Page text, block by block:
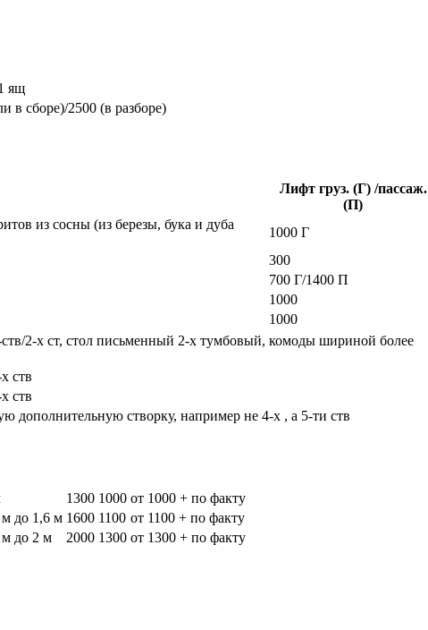
ящ
в сборе)/2500 (в разборе)
Лифт груз. (Г) /пассаж.
(П)
из сосны (из березы, бука и дуба
1000 Г
300
700 Г/1400 П
1000
1000
2-х ст, стол письменный 2-х тумбовый, комоды шириной более
ств
ств
дополнительную створку, например не 4-х , а 5-ти ств
1300 1000 от 1000 + по факту
м до 1,6 м 1600 1100 от 1100 + по факту
м до 2 м
2000 1300 от 1300 + по факту